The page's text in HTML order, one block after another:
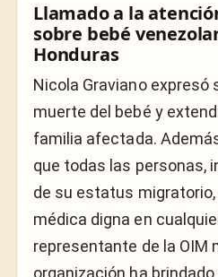
Llamado a la
sobre bebé
Honduras
Nicola Graviano expresó
muerte del bebé y
familia afectada.
que todas las personas,
de su estatus
médica digna en
representante de la OIM
organización ha